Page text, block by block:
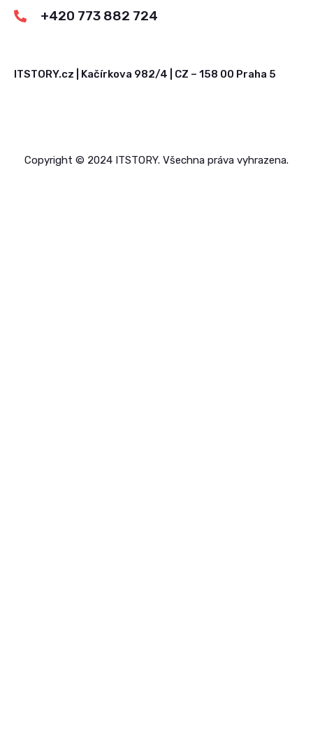
+420 773 882 724
ITSTORY.cz | Kačírkova 982/4 | CZ – 158 00 Praha 5
Copyright © 2024 ITSTORY. Všechna práva vyhrazena.